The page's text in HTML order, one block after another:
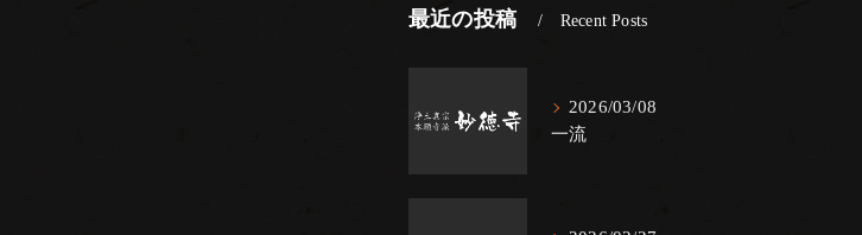
最近の投稿 Recent Posts
2026/03/08
一流